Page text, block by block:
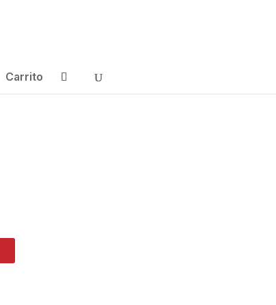
Carrito